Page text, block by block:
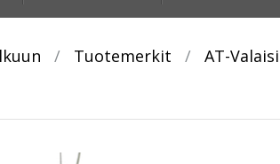
/ Tuotemerkit / AT-